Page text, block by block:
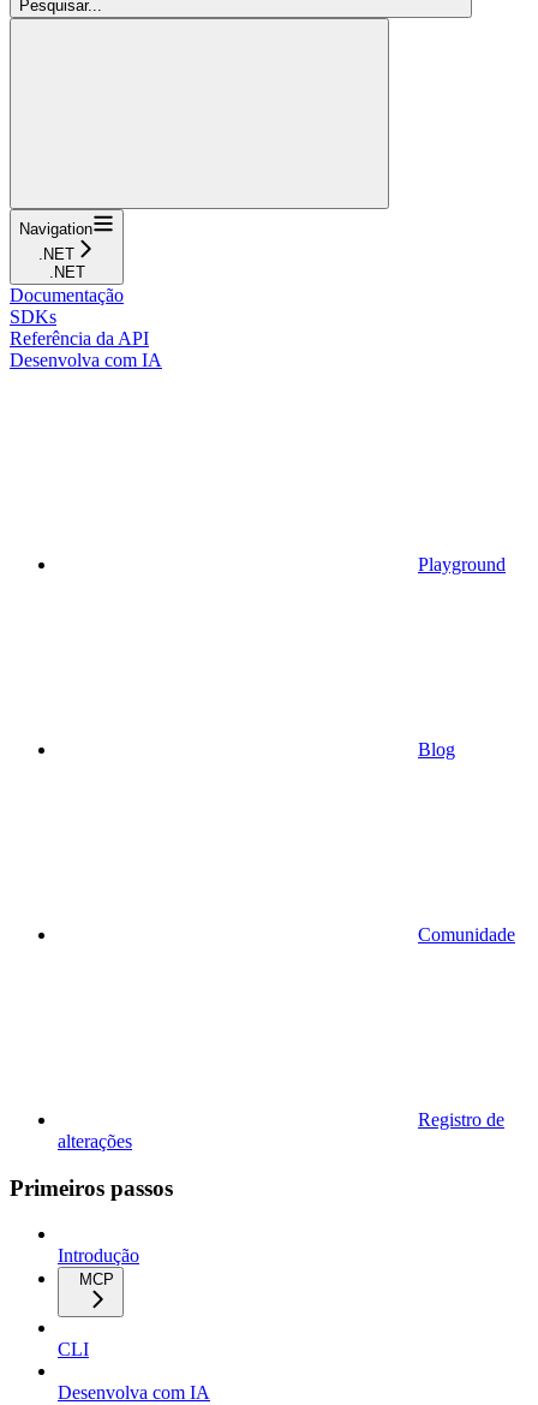
Pesquisar...
Navigation
.NET
.NET
Documentação
SDKs
Referência da API
Desenvolva com IA
Playground
Blog
Comunidade
Registro de
alterações
Primeiros passos
Introdução
MCP
CLI
Desenvolva com IA